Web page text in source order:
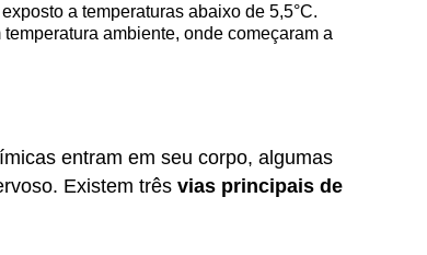
a temperaturas abaixo de 5,5°C.
ambiente, onde começaram a
entram em seu corpo, algumas
Existem três vias principais de